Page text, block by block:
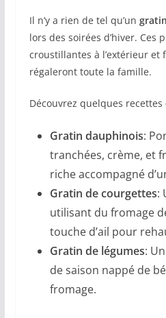
Il n’y a rien de tel qu’un gratin
lors des soirées d’hiver. Ces
croustillantes à l’extérieur et
régaleront toute la famille.
Découvrez quelques
Gratin dauphinois:
tranchées, crème, et
riche accompagné
Gratin de courgettes:
utilisant du fromage
touche d’ail pour
Gratin de légumes:
de saison nappé de
fromage.